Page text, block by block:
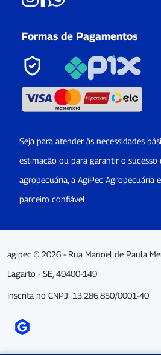
Formas de Pagamentos
Seja para atender às necessidades
estimação ou para garantir o sucesso
agropecuária, a AgiPec Agropecuária
parceiro confiável.
agipec © 2026 - Rua Manoel de Paula
Lagarto - SE, 49400-149
Inscrita no CNPJ: 13.286.850/0001-40